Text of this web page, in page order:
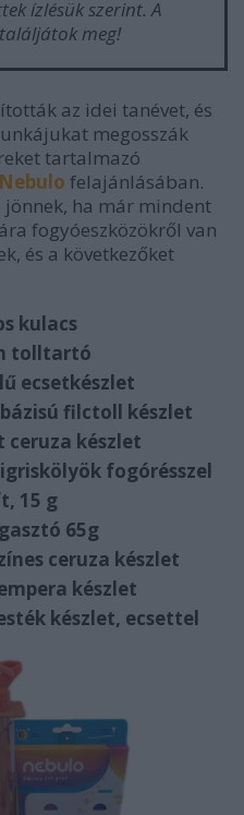
ízlésük szerint. A
meg!
az idei tanévet, és
megosszák
tartalmazó
Nebulo felajánlásában.
jönnek, ha már mindent
fogyóeszközökről van
és a következőket
kulacs
tolltartó
ecsetkészlet
filctoll készlet
ceruza készlet
fogórésszel
15 g
65g
ceruza készlet
készlet
készlet, ecsettel